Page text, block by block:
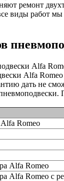
ремонт
виды работ
Alfa
дать не
Alfa Romeo
Alfa Romeo
Alfa Romeo с